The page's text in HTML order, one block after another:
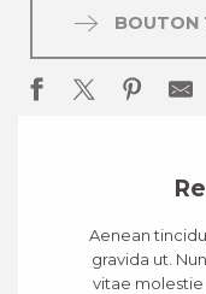
BOUTON
Aenean
gravida ut.
vitae molestie